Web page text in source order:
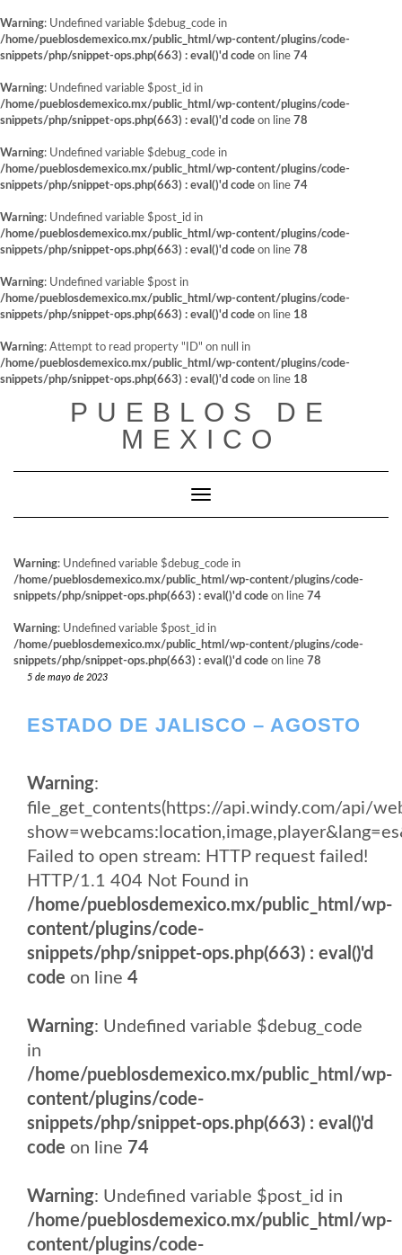
Warning: Undefined variable $debug_code in
/home/pueblosdemexico.mx/public_html/wp-content/plugins/code-
snippets/php/snippet-ops.php(663) : eval()'d code on line 74
Warning: Undefined variable $post_id in
/home/pueblosdemexico.mx/public_html/wp-content/plugins/code-
snippets/php/snippet-ops.php(663) : eval()'d code on line 78
Warning: Undefined variable $debug_code in
/home/pueblosdemexico.mx/public_html/wp-content/plugins/code-
snippets/php/snippet-ops.php(663) : eval()'d code on line 74
Warning: Undefined variable $post_id in
/home/pueblosdemexico.mx/public_html/wp-content/plugins/code-
snippets/php/snippet-ops.php(663) : eval()'d code on line 78
Warning: Undefined variable $post in
/home/pueblosdemexico.mx/public_html/wp-content/plugins/code-
snippets/php/snippet-ops.php(663) : eval()'d code on line 18
Warning: Attempt to read property "ID" on null in
/home/pueblosdemexico.mx/public_html/wp-content/plugins/code-
snippets/php/snippet-ops.php(663) : eval()'d code on line 18
PUEBLOS DE
MEXICO
Cambiar modo de navegación
Warning: Undefined variable $debug_code in
/home/pueblosdemexico.mx/public_html/wp-content/plugins/code-
snippets/php/snippet-ops.php(663) : eval()'d code on line 74
Warning: Undefined variable $post_id in
/home/pueblosdemexico.mx/public_html/wp-content/plugins/code-
snippets/php/snippet-ops.php(663) : eval()'d code on line 78
5 de mayo de 2023
ESTADO DE JALISCO – AGOSTO
Warning:
file_get_contents(https://api.windy.com/api/
Failed to open stream: HTTP request failed!
HTTP/1.1 404 Not Found in
/home/pueblosdemexico.mx/public_html/wp-
content/plugins/code-
snippets/php/snippet-ops.php(663) : eval()'d
code on line 4
Warning: Undefined variable $debug_code
in
/home/pueblosdemexico.mx/public_html/wp-
content/plugins/code-
snippets/php/snippet-ops.php(663) : eval()'d
code on line 74
Warning: Undefined variable $post_id in
/home/pueblosdemexico.mx/public_html/wp-
content/plugins/code-